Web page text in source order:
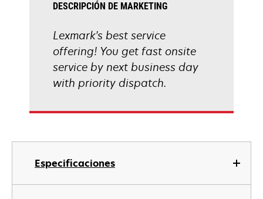
Especificaciones
DESCRIPCIÓN DE MARKETING
Lexmark's best service
offering! You get fast onsite
service by next business day
with priority dispatch.